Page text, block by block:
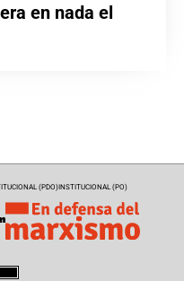
en nada el
(PDO)INSTITUCIONAL (PO)